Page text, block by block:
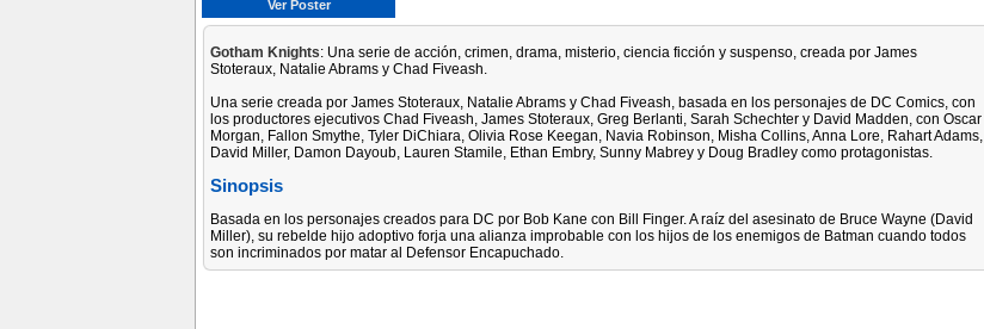
Ver Poster
Gotham Knights: Una serie de acción, crimen, drama, misterio, ciencia ficción y suspenso, creada por James
Stoteraux, Natalie Abrams y Chad Fiveash.
Una serie creada por James Stoteraux, Natalie Abrams y Chad Fiveash, basada en los personajes de DC Comics, con
los productores ejecutivos Chad Fiveash, James Stoteraux, Greg Berlanti, Sarah Schechter y David Madden, con Oscar
Morgan, Fallon Smythe, Tyler DiChiara, Olivia Rose Keegan, Navia Robinson, Misha Collins, Anna Lore, Rahart Adams,
David Miller, Damon Dayoub, Lauren Stamile, Ethan Embry, Sunny Mabrey y Doug Bradley como protagonistas.
Sinopsis
Basada en los personajes creados para DC por Bob Kane con Bill Finger. A raíz del asesinato de Bruce Wayne (David
Miller), su rebelde hijo adoptivo forja una alianza improbable con los hijos de los enemigos de Batman cuando todos
son incriminados por matar al Defensor Encapuchado.